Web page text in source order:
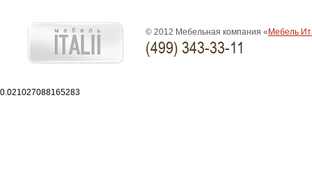
© 2012 Мебельная компания « Мебель
(499) 343-33-11
0.021027088165283